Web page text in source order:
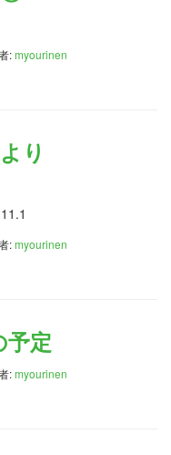
:myourinen
り
:myourinen
予定
:myourinen